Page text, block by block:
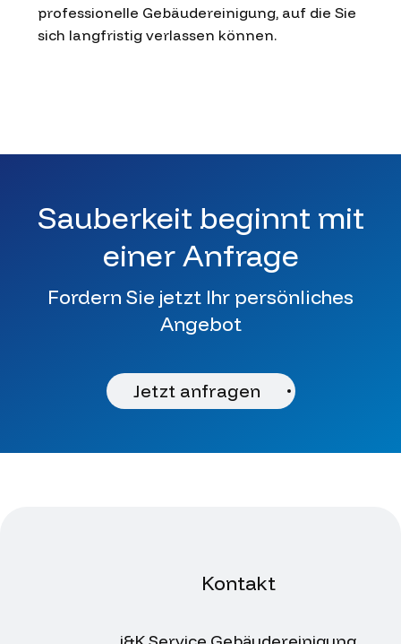
professionelle Gebäudereinigung, auf die Sie
sich langfristig verlassen können.
Sauberkeit beginnt mit
einer Anfrage
Fordern Sie jetzt Ihr persönliches
Angebot
Jetzt anfragen
Kontakt